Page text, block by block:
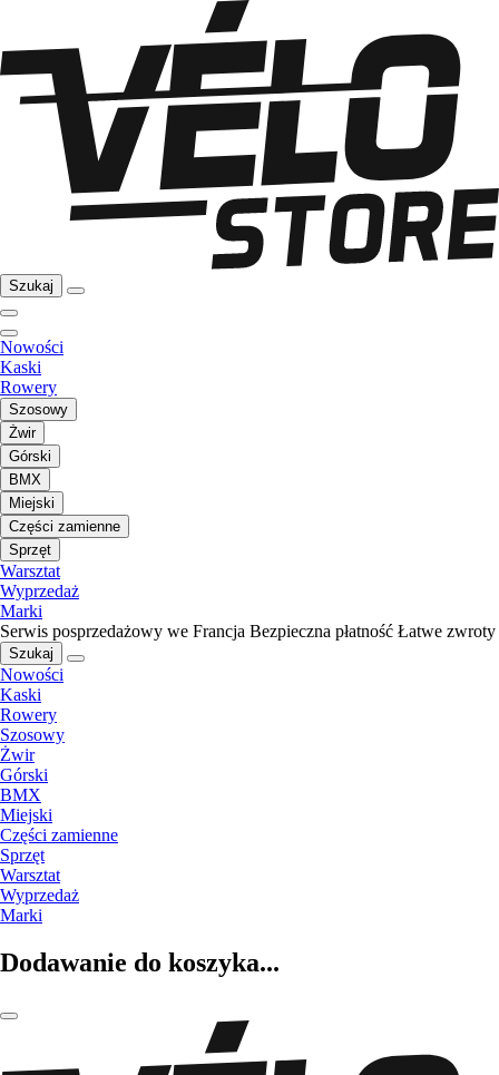
Szukaj
Nowości
Kaski
Rowery
Szosowy
Żwir
Górski
BMX
Miejski
Części zamienne
Sprzęt
Warsztat
Wyprzedaż
Marki
Serwis posprzedażowy we Francja Bezpieczna płatność Łatwe zwroty
Szukaj
Nowości
Kaski
Rowery
Szosowy
Żwir
Górski
BMX
Miejski
Części zamienne
Sprzęt
Warsztat
Wyprzedaż
Marki
Dodawanie do koszyka...